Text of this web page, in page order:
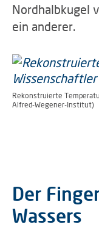
Nordhalbkugel
ein anderer.
Rekonstruierte
Alfred-Wegener-Institut)
Der
Wassers